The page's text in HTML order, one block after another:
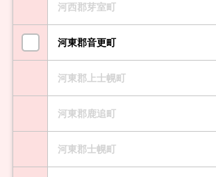
河西郡芽室町
河東郡音更町
河東郡上士幌町
河東郡鹿追町
河東郡士幌町